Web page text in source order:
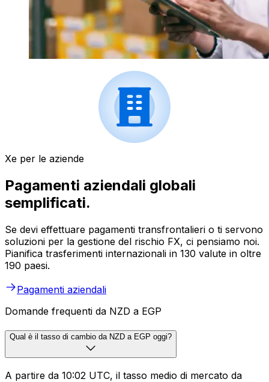
Xe per le aziende
Pagamenti aziendali globali
semplificati.
Se devi effettuare pagamenti transfrontalieri o ti servono
soluzioni per la gestione del rischio FX, ci pensiamo noi.
Pianifica trasferimenti internazionali in 130 valute in oltre
190 paesi.
Pagamenti aziendali
Domande frequenti da NZD a EGP
Qual è il tasso di cambio da NZD a EGP oggi?
A partire da 10:02 UTC, il tasso medio di mercato da